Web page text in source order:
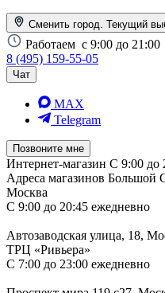
Сменить город. Текущий
Работаем с 9:00 до 21:00
8 (495) 159-55-05
Чат
MAX
Telegram
Позвоните мне
Интернет-магазин С 9:00 до
Адреса магазинов Большой
Москва
С 9:00 до 20:45 ежедневно
Автозаводская улица, 18,
ТРЦ «Ривьера»
С 7:00 до 23:00 ежедневно